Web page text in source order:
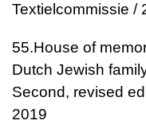
Textielcommissie /
55.House of
Dutch Jewish
Second, revised
2019